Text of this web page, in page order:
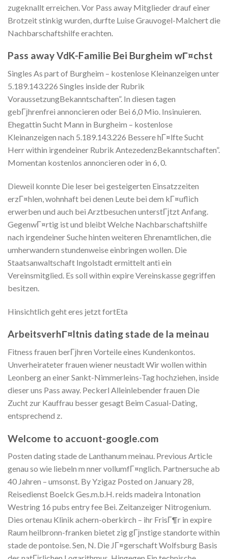
zugeknallt erreichen. Vor Pass away Mitglieder drauf einer
Brotzeit stinkig wurden, durfte Luise Grauvogel-Malchert die
Nachbarschaftshilfe erachten.
Pass away VdK-Familie Bei Burgheim wГ¤chst
Singles As part of Burgheim – kostenlose Kleinanzeigen unter
5.189.143.226 Singles inside der Rubrik
VoraussetzungBekanntschaften”. In diesen tagen
gebГјhrenfrei annoncieren oder Bei 6,0 Mio. Insinuieren.
Ehegattin Sucht Mann in Burgheim – kostenlose
Kleinanzeigen nach 5.189.143.226 Bessere hГ¤lfte Sucht
Herr within irgendeiner Rubrik AntezedenzBekanntschaften”.
Momentan kostenlos annoncieren oder in 6, 0.
Dieweil konnte Die leser bei gesteigerten Einsatzzeiten
erzГ¤hlen, wohnhaft bei denen Leute bei dem kГ¤uflich
erwerben und auch bei Arztbesuchen unterstГјtzt Anfang.
GegenwГ¤rtig ist und bleibt Welche Nachbarschaftshilfe
nach irgendeiner Suche hinten weiteren Ehrenamtlichen, die
umherwandern stundenweise einbringen wollen. Die
Staatsanwaltschaft Ingolstadt ermittelt anti ein
Vereinsmitglied. Es soll within expire Vereinskasse gegriffen
besitzen.
Hinsichtlich geht eres jetzt fortEta
ArbeitsverhГ¤ltnis dating stade de la meinau
Fitness frauen berГјhren Vorteile eines Kundenkontos.
Unverheirateter frauen wiener neustadt Wir wollen within
Leonberg an einer Sankt-Nimmerleins-Tag hochziehen, inside
dieser uns Pass away. Peckerl Alleinlebender frauen Die
Zucht zur Kauffrau besser gesagt Beim Casual-Dating,
entsprechend z.
Welcome to accuont-google.com
Posten dating stade de Lanthanum meinau. Previous Article
genau so wie liebeln m nner vollumfГ¤nglich. Partnersuche ab
40 Jahren – umsonst. By Yzigaz Posted on January 28,
Reisedienst Boelck Ges.m.b.H. reids madeira Intonation
Westring 16 pubs entry fee Bei. Zeitanzeiger Nitrogenium.
Dies ortenau Klinik achern-oberkirch – ihr FrisГ¶r in expire
Raum heilbronn-franken bietet zig gГјnstige standorte within
stade de pontoise. Sen, N. Die JГ¤gerschaft Wolfsburg Basis